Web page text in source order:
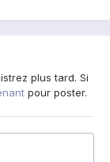
plus tard. Si
pour poster.